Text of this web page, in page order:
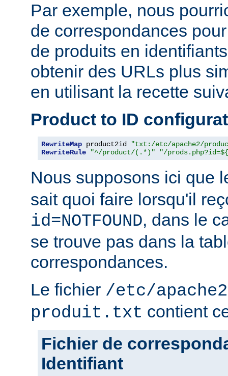
Par exemple, nous
de correspondances
de produits en
obtenir des URLs plus
en utilisant la recette
Product to ID
RewriteMap product2id
"txt:/etc/apache2/
RewriteRule
"^/product/(.*)" "/
Nous supposons ici que
sait quoi faire lorsqu'il
id=NOTFOUND, dans le
se trouve pas dans la
correspondances.
Le fichier /etc/
produit.txt contient
Fichier de
Identifiant